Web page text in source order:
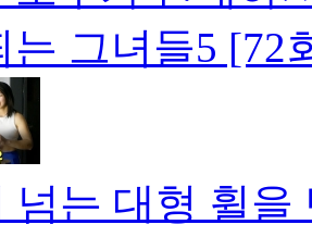
는 그녀들5 [72
넘는 대형 휠